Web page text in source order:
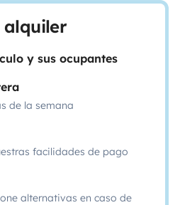
alquiler
y sus ocupantes
de la semana
facilidades de pago
alternativas en caso de